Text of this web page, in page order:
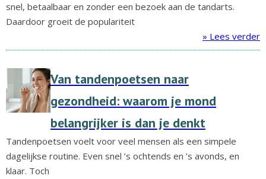
snel, betaalbaar en zonder een bezoek aan de tandarts.
Daardoor groeit de populariteit
» Lees verder
Van tandenpoetsen naar
gezondheid: waarom je mond
belangrijker is dan je denkt
Tandenpoetsen voelt voor veel mensen als een simpele
dagelijkse routine. Even snel ’s ochtends en ’s avonds, en
klaar. Toch